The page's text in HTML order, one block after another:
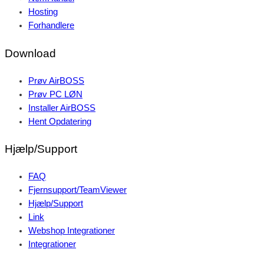
Hosting
Forhandlere
Download
Prøv AirBOSS
Prøv PC LØN
Installer AirBOSS
Hent Opdatering
Hjælp/Support
FAQ
Fjernsupport/TeamViewer
Hjælp/Support
Link
Webshop Integrationer
Integrationer